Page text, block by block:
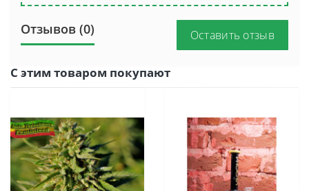
Отзывов (0) Оставить отзыв
С этим товаром покупают